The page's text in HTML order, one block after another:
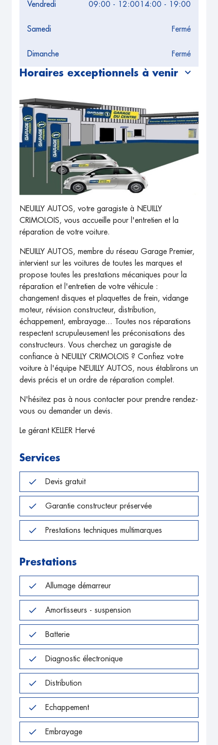
Vendredi 09:00 - 12:00 14:00 - 19:00
Samedi Fermé
Dimanche Fermé
Horaires exceptionnels à venir
NEUILLY AUTOS, votre garagiste à NEUILLY
CRIMOLOIS, vous accueille pour l'entretien et la
réparation de votre voiture.
NEUILLY AUTOS, membre du réseau Garage Premier,
intervient sur les voitures de toutes les marques et
propose toutes les prestations mécaniques pour la
réparation et l'entretien de votre véhicule :
changement disques et plaquettes de frein, vidange
moteur, révision constructeur, distribution,
échappement, embrayage... Toutes nos réparations
respectent scrupuleusement les préconisations des
constructeurs. Vous cherchez un garagiste de
confiance à NEUILLY CRIMOLOIS ? Confiez votre
voiture à l'équipe NEUILLY AUTOS, nous établirons un
devis précis et un ordre de réparation complet.
N'hésitez pas à nous contacter pour prendre rendez-
vous ou demander un devis.
Le gérant KELLER Hervé
Services
Devis gratuit
Garantie constructeur préservée
Prestations techniques multimarques
Prestations
Allumage démarreur
Amortisseurs - suspension
Batterie
Diagnostic électronique
Distribution
Echappement
Embrayage